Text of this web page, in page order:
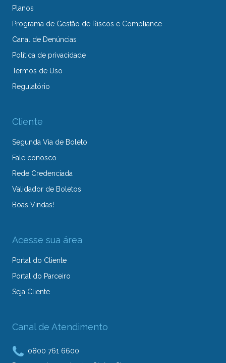
Planos
Programa de Gestão de Riscos e Compliance
Canal de Denúncias
Política de privacidade
Termos de Uso
Regulatório
Cliente
Segunda Via de Boleto
Fale conosco
Rede Credenciada
Validador de Boletos
Boas Vindas!
Acesse sua área
Portal do Cliente
Portal do Parceiro
Seja Cliente
Canal de Atendimento
0800 761 6600